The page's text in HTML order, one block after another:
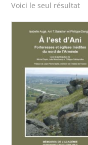
Voici le seul résultat